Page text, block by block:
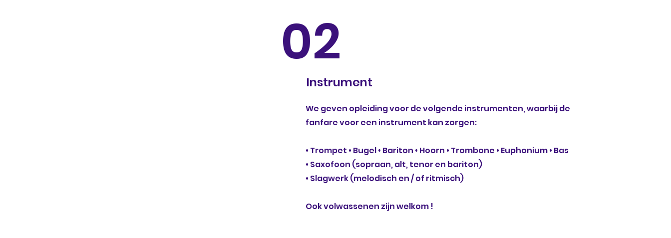
02
Instrument
We geven opleiding voor de volgende instrumenten, waarbij de
fanfare voor een instrument kan zorgen:
• Trompet • Bugel • Bariton • Hoorn • Trombone • Euphonium • Bas
• Saxofoon (sopraan, alt, tenor en bariton)
• Slagwerk (melodisch en / of ritmisch)
Ook volwassenen zijn welkom !